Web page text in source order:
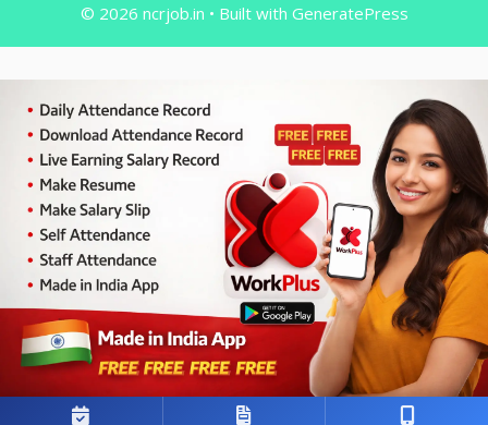
© 2026 ncrjob.in • Built with GeneratePress